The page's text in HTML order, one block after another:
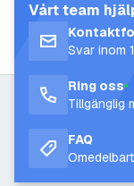
Vårt team
Svar inom
Ring oss
Tillgänglig
FAQ